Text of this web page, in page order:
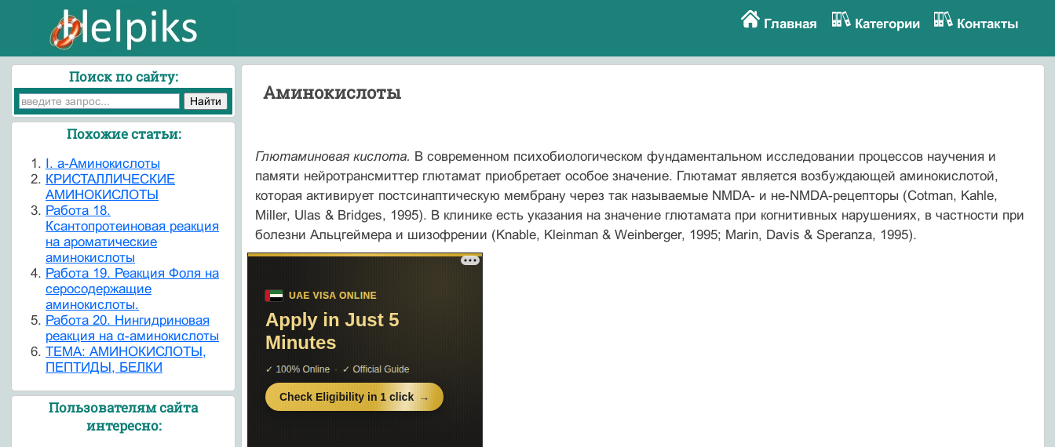
Главная Категории Контакты
Аминокислоты
Глютаминовая кислота. В современном психобиологическом фундаментальном исследовании процессов научения и
памяти нейротрансмиттер глютамат приобретает особое значение. Глютамат является возбуждающей аминокислотой,
которая активирует постсинаптическую мембрану через так называемые NMDA- и не-NMDA-рецепторы (Cotman, Kahle,
Miller, Ulas & Bridges, 1995). В клинике есть указания на значение глютамата при когнитивных нарушениях, в частности при
болезни Альцгеймера и шизофрении (Knable, Kleinman & Weinberger, 1995; Marin, Davis & Speranza, 1995).
Поиск по сайту:
Похожие статьи:
I. a-Аминокислоты
КРИСТАЛЛИЧЕСКИЕ
АМИНОКИСЛОТЫ
Работа 18.
Ксантопротеиновая реакция
на ароматические
аминокислоты
Работа 19. Реакция Фоля на
серосодержащие
аминокислоты.
Работа 20. Нингидриновая
реакция на α-аминокислоты
ТЕМА: АМИНОКИСЛОТЫ,
ПЕПТИДЫ, БЕЛКИ
Пользователям сайта
интересно: